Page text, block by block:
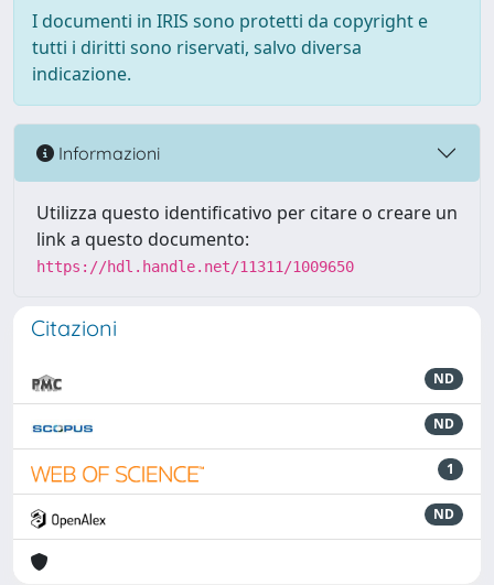
I documenti in IRIS sono protetti da copyright e
tutti i diritti sono riservati, salvo diversa
indicazione.
Informazioni
Utilizza questo identificativo per citare o creare un
link a questo documento:
https://hdl.handle.net/11311/1009650
Citazioni
ND
ND
1
ND